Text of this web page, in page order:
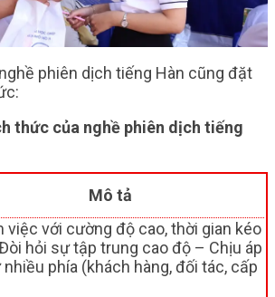
phiên dịch tiếng Hàn cũng đặt
thức của nghề phiên dịch tiếng
Mô tả
việc với cường độ cao, thời gian kéo
hỏi sự tập trung cao độ – Chịu áp
nhiều phía (khách hàng, đối tác, cấp